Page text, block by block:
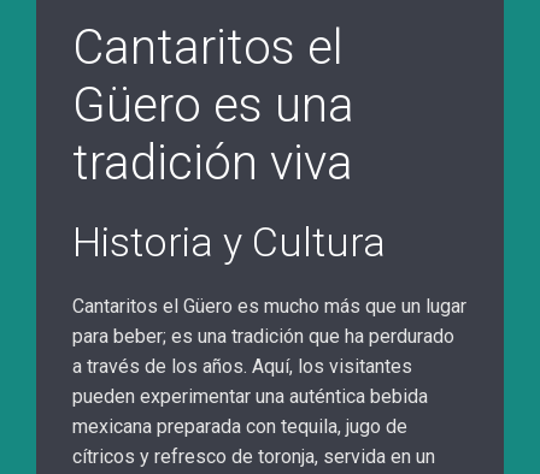
Cantaritos el
Güero es una
tradición viva
Historia y Cultura
Cantaritos el Güero es mucho más que un lugar
para beber; es una tradición que ha perdurado
a través de los años. Aquí, los visitantes
pueden experimentar una auténtica bebida
mexicana preparada con tequila, jugo de
cítricos y refresco de toronja, servida en un